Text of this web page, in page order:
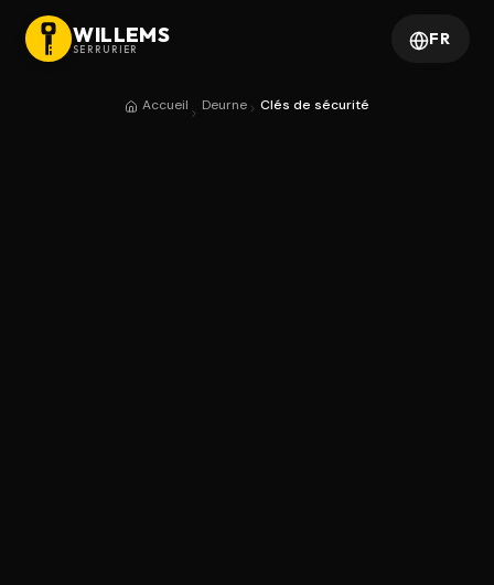
WILLEMS
SERRURIER FR
Accueil Deurne Clés de sécurité